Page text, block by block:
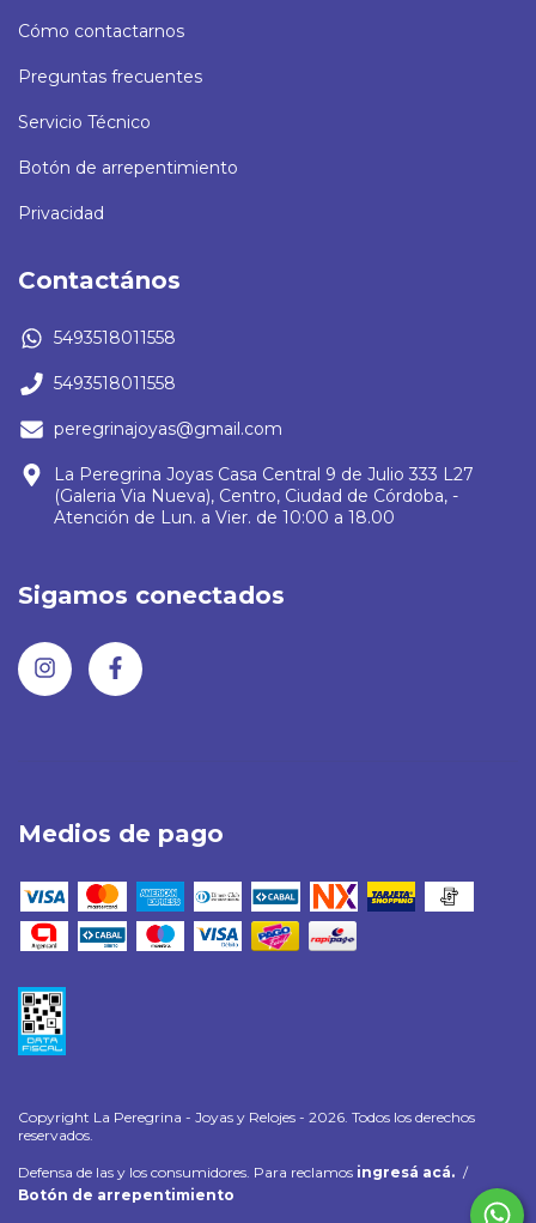
Cómo contactarnos
Preguntas frecuentes
Servicio Técnico
Botón de arrepentimiento
Privacidad
Contactános
5493518011558
5493518011558
peregrinajoyas@gmail.com
La Peregrina Joyas Casa Central 9 de Julio 333 L27
(Galeria Via Nueva), Centro, Ciudad de Córdoba, -
Atención de Lun. a Vier. de 10:00 a 18.00
Sigamos conectados
Medios de pago
Copyright La Peregrina - Joyas y Relojes - 2026. Todos los derechos
reservados.
Defensa de las y los consumidores. Para reclamos ingresá acá. /
Botón de arrepentimiento